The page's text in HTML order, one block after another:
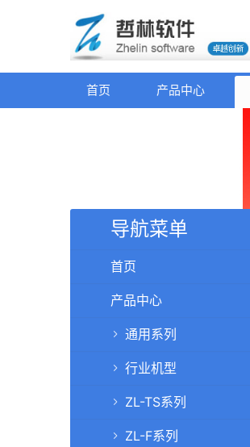
首页 产品中心
导航菜单
首页
产品中心
通用系列
行业机型
ZL-TS系列
ZL-F系列